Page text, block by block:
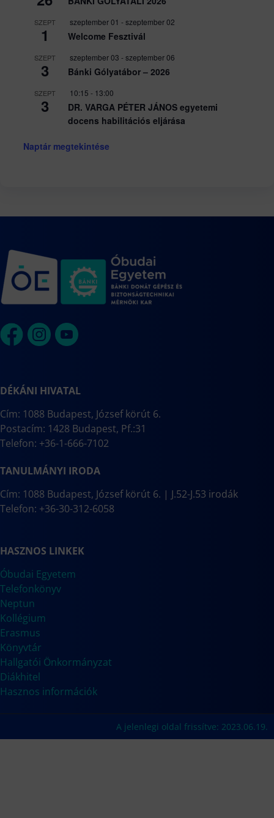
SZEPT
1
szeptember 01 -szeptember 02
Welcome Fesztivál
SZEPT
3
szeptember 03 -szeptember 06
Bánki Gólyatábor – 2026
SZEPT
3
10:15 - 13:00
DR. VARGA PÉTER JÁNOS egyetemi
docens habilitációs eljárása
Naptár megtekintése
DÉKÁNI HIVATAL
Cím: 1088 Budapest, József körút 6.
Postacím: 1428 Budapest, Pf.:31
Telefon: +36-1-666-7102
TANULMÁNYI IRODA
Cím: 1088 Budapest, József körút 6. | J.52-J.53 irodák
Telefon: +36-30-312-6058
HASZNOS LINKEK
Óbudai Egyetem
Telefonkönyv
Neptun
Kollégium
Erasmus
Könyvtár
Hallgatói Önkormányzat
Diákhitel
Hasznos információk
A jelenlegi oldal frissítve: 2023.06.19.